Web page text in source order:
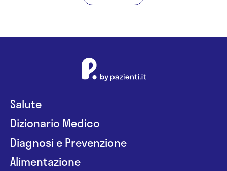
Salute
Dizionario Medico
Diagnosi e Prevenzione
Alimentazione